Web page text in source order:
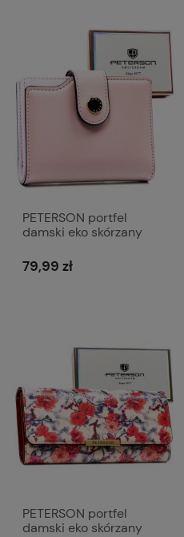
PETERSON portfel
damski eko skórzany
suwakiem P238 jasny
różowy
79,99 zł
PETERSON portfel
damski eko skórzany